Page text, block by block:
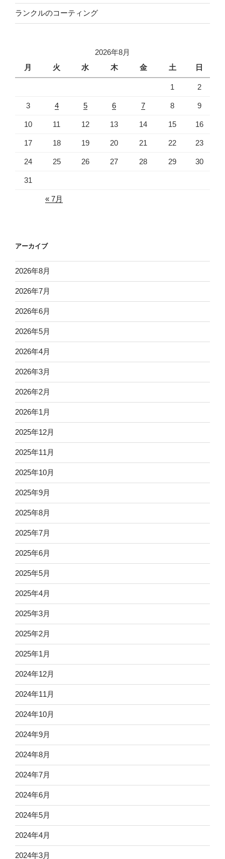
ランクルのコーティング
2026年8月
月
火 水 木 金 土 日
1 2
3 4 5 6 7 8 9
10 11 12 13 14 15 16
17 18 19 20 21 22 23
24 25 26 27 28 29 30
31
« 7月
アーカイブ
2026年8月
2026年7月
2026年6月
2026年5月
2026年4月
2026年3月
2026年2月
2026年1月
2025年12月
2025年11月
2025年10月
2025年9月
2025年8月
2025年7月
2025年6月
2025年5月
2025年4月
2025年3月
2025年2月
2025年1月
2024年12月
2024年11月
2024年10月
2024年9月
2024年8月
2024年7月
2024年6月
2024年5月
2024年4月
2024年3月